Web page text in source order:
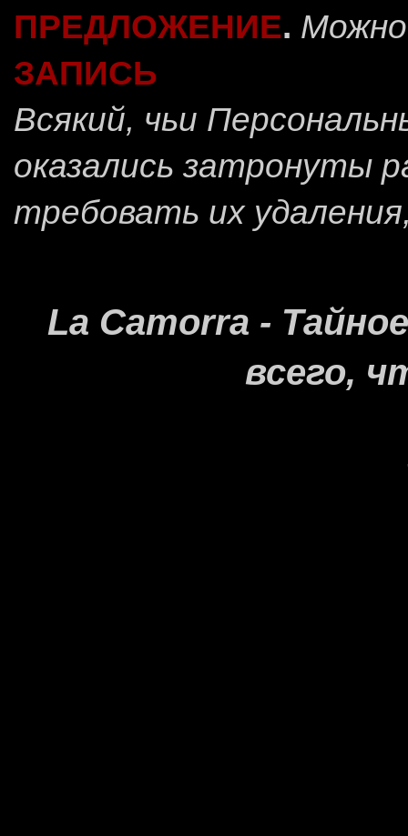
ПРЕДЛОЖЕНИЕ.
ЗАПИСЬ
Всякий, чьи
оказались затронуты
требовать их
La Camorra -
всего,